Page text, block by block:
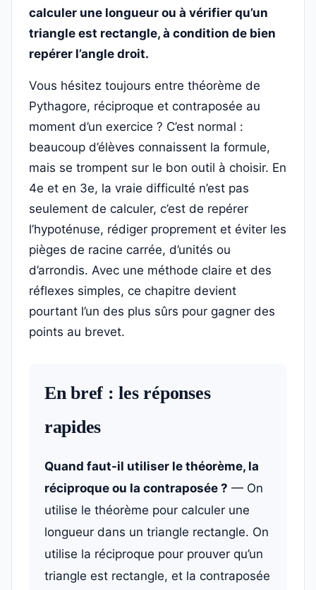
calculer une longueur ou à vérifier qu’un
triangle est rectangle, à condition de bien
repérer l’angle droit.
Vous hésitez toujours entre théorème de
Pythagore, réciproque et contraposée au
moment d’un exercice ? C’est normal :
beaucoup d’élèves connaissent la formule,
mais se trompent sur le bon outil à choisir. En
4e et en 3e, la vraie difficulté n’est pas
seulement de calculer, c’est de repérer
l’hypoténuse, rédiger proprement et éviter les
pièges de racine carrée, d’unités ou
d’arrondis. Avec une méthode claire et des
réflexes simples, ce chapitre devient
pourtant l’un des plus sûrs pour gagner des
points au brevet.
En bref : les réponses
rapides
Quand faut-il utiliser le théorème, la
réciproque ou la contraposée ? — On
utilise le théorème pour calculer une
longueur dans un triangle rectangle. On
utilise la réciproque pour prouver qu’un
triangle est rectangle, et la contraposée